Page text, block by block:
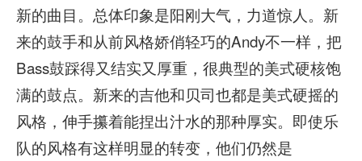
新的曲目。总体印象是阳刚大气，力道惊人。新
来的鼓手和从前风格娇俏轻巧的Andy不一样，把
Bass鼓踩得又结实又厚重，很典型的美式硬核饱
满的鼓点。新来的吉他和贝司也都是美式硬摇的
风格，伸手攥着能捏出汁水的那种厚实。即使乐
队的风格有这样明显的转变，他们仍然是